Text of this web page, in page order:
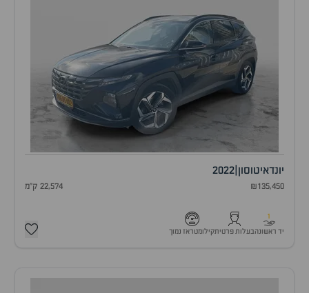
יונדאיטוסון 2022
₪135,450 22,574 ק"מ
1
יד ראשונהבעלות פרטיתקילומטראז נמוך